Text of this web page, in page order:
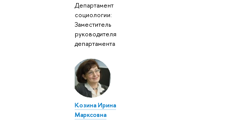
Департамент
социологии:
Заместитель
руководителя
департамента
Козина Ирина
Марксовна